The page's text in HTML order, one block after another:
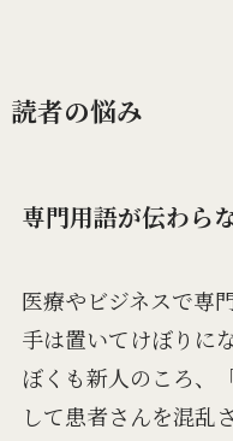
読者の悩み
専門用語が伝わら
医療やビジネスで専
手は置いてけぼりに
ぼくも新人のころ、
して患者さんを混乱